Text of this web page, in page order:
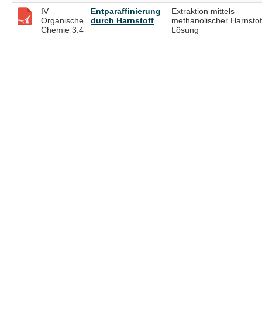
IV
Organische
Chemie 3.4
Entparaffinierung
durch Harnstoff
Extraktion mittels
methanolischer
Lösung